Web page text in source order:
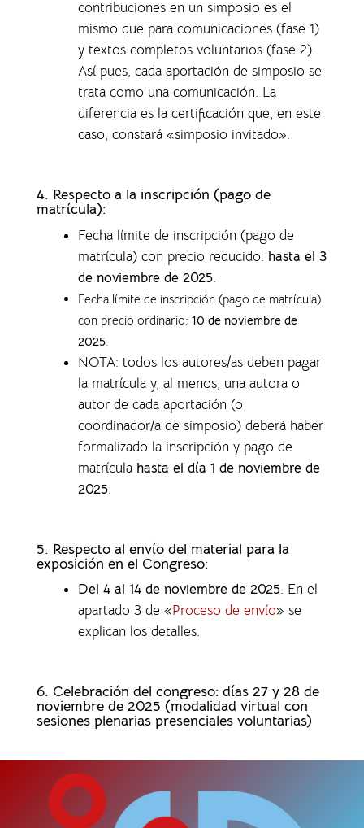
contribuciones en un simposio es el
mismo que para comunicaciones (fase 1)
y textos completos voluntarios (fase 2).
Así pues, cada aportación de simposio se
trata como una comunicación. La
diferencia es la certificación que, en este
caso, constará «simposio invitado».
4. Respecto a la inscripción (pago de
matrícula):
Fecha límite de inscripción (pago de
matrícula) con precio reducido: hasta el 3
de noviembre de 2025.
Fecha límite de inscripción (pago de matrícula)
con precio ordinario: 10 de noviembre de
2025.
NOTA: todos los autores/as deben pagar
la matrícula y, al menos, una autora o
autor de cada aportación (o
coordinador/a de simposio) deberá haber
formalizado la inscripción y pago de
matrícula hasta el día 1 de noviembre de
2025.
5. Respecto al envío del material para la
exposición en el Congreso:
Del 4 al 14 de noviembre de 2025. En el
apartado 3 de «Proceso de envío» se
explican los detalles.
6. Celebración del congreso: días 27 y 28 de
noviembre de 2025 (modalidad virtual con
sesiones plenarias presenciales voluntarias)